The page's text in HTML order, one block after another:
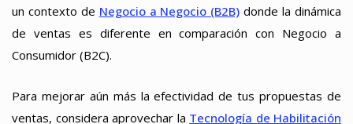
un contexto de Negocio a Negocio (B2B) donde la dinámica
de ventas es diferente en comparación con Negocio a
Consumidor (B2C).
Para mejorar aún más la efectividad de tus propuestas de
ventas, considera aprovechar la Tecnología de Habilitación